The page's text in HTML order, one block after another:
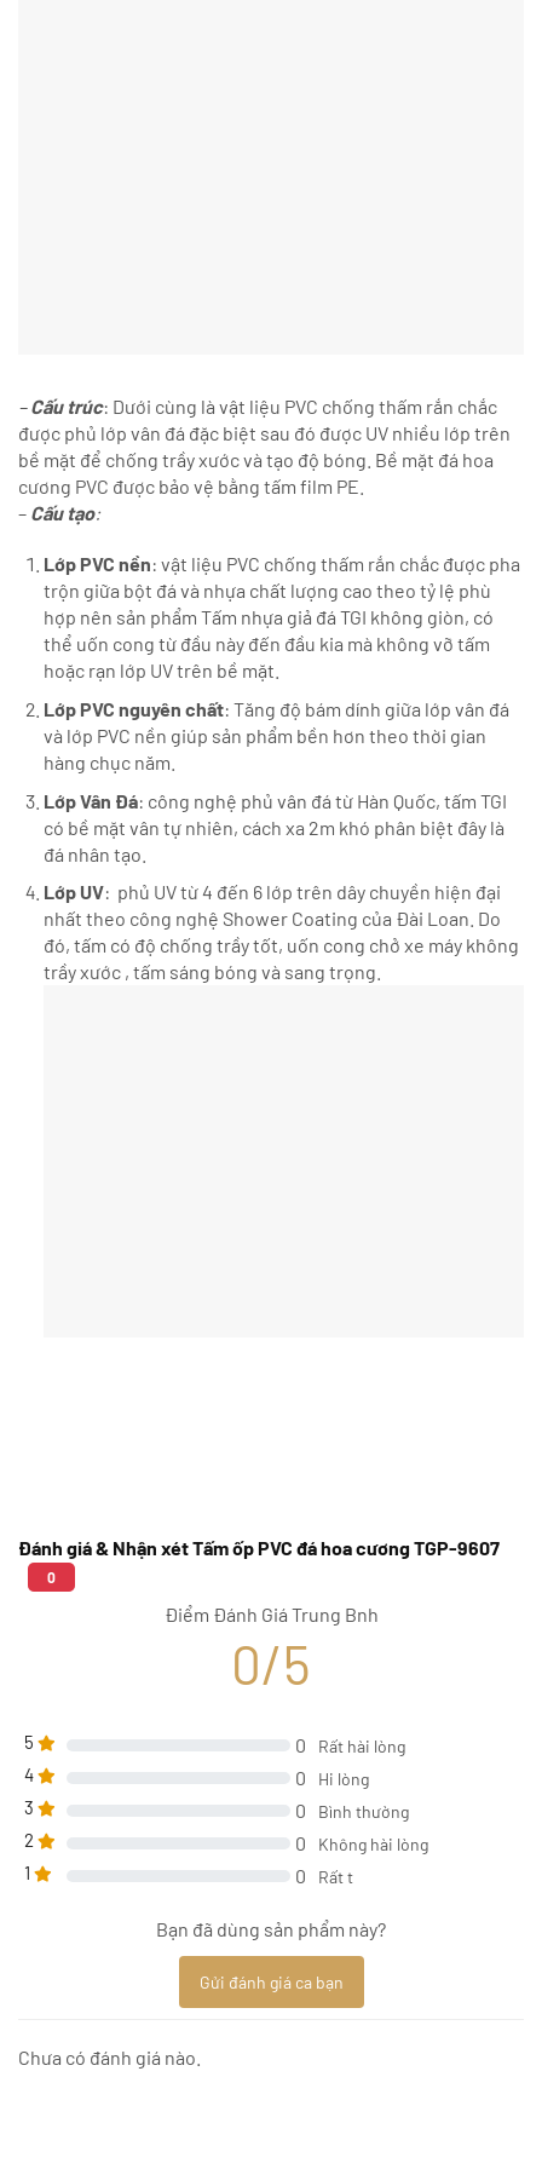
–Cấu trúc: Dưới cùng là vật liệu PVC chống thấm rắn chắc
được phủ lớp vân đá đặc biệt sau đó được UV nhiều lớp trên
bề mặt để chống trầy xước và tạo độ bóng. Bề mặt đá hoa
cương PVC được bảo vệ bằng tấm film PE.
– Cấu tạo:
Lớp PVC nền: vật liệu PVC chống thấm rắn chắc được pha
trộn giữa bột đá và nhựa chất lượng cao theo tỷ lệ phù
hợp nên sản phẩm Tấm nhựa giả đá TGI không giòn, có
thể uốn cong từ đầu này đến đầu kia mà không vỡ tấm
hoặc rạn lớp UV trên bề mặt.
Lớp PVC nguyên chất: Tăng độ bám dính giữa lớp vân đá
và lớp PVC nền giúp sản phẩm bền hơn theo thời gian
hàng chục năm.
Lớp Vân Đá: công nghệ phủ vân đá từ Hàn Quốc, tấm TGI
có bề mặt vân tự nhiên, cách xa 2m khó phân biệt đây là
đá nhân tạo.
Lớp UV: phủ UV từ 4 đến 6 lớp trên dây chuyền hiện đại
nhất theo công nghệ Shower Coating của Đài Loan. Do
đó, tấm có độ chống trầy tốt, uốn cong chở xe máy không
trầy xước , tấm sáng bóng và sang trọng.
Đánh giá & Nhận xét Tấm ốp PVC đá hoa cương TGP-9607
0
Điểm Đánh Giá Trung Bnh
0/5
5 0 Rất hài lòng
4 0 Hi lòng
3 0 Bình thường
2 0 Không hài lòng
1 0 Rất t
Bạn đã dùng sản phẩm này?
Gửi đánh giá ca bạn
Chưa có đánh giá nào.